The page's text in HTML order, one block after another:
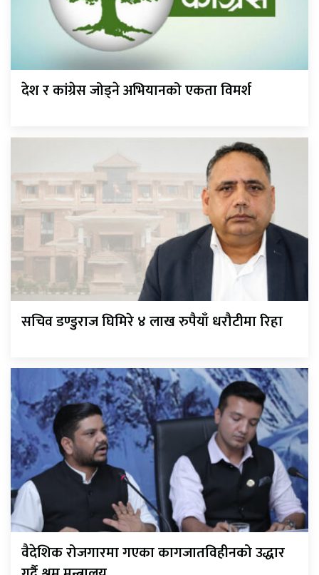
देश र कांग्रेस जोड्ने अभियानको एकता विमर्श
सचिव डण्डुराज घिमिरे ४ लाख रुपैयाँ धरौटीमा रिहा
वैदेशिक रोजगारमा गएका कागजातविहीनको उद्धार